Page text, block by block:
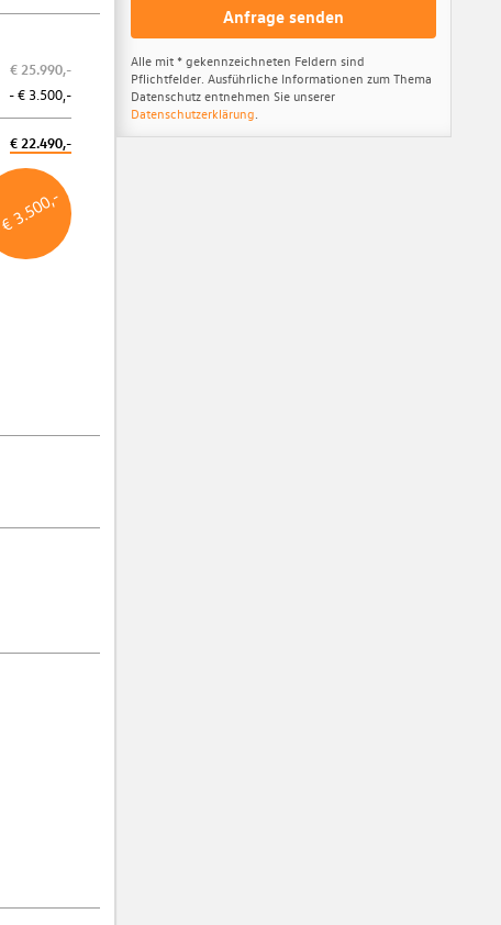
Kasko Versicherungsstufe 00
Kunde der Porsche Versicherung die Kasko-Stufe 00.
Weitere Informationen
€ 25.990,-
- € 3.500,-
€ 22.490,-
- € 3.500,-
Anfrage senden
Alle mit * gekennzeichneten Feldern sind
Pflichtfelder. Ausführliche Informationen zum Thema
Datenschutz entnehmen Sie unserer
Datenschutzerklärung